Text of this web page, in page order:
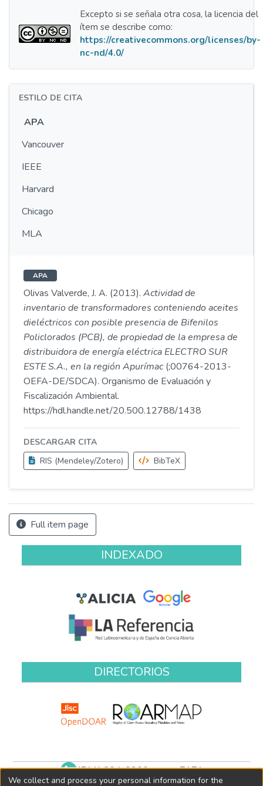
Excepto si se señala otra cosa, la licencia del
ítem se describe como:
https://creativecommons.org/licenses/by-
nc-nd/4.0/
ESTILO DE CITA
APA
Vancouver
IEEE
Harvard
Chicago
MLA
APA
Olivas Valverde, J. A. (2013). Actividad de
inventario de transformadores conteniendo aceites
dieléctricos con posible presencia de Bifenilos
Policlorados (PCB), de propiedad de la empresa de
distribuidora de energía eléctrica ELECTRO SUR
ESTE S.A., en la región Apurímac(;00764-2013-
OEFA-DE/SDCA). Organismo de Evaluación y
Fiscalización Ambiental.
https://hdl.handle.net/20.500.12788/1438
DESCARGAR CITA
RIS (Mendeley/Zotero)
BibTeX
Full item page
INDEXADO
DIRECTORIOS
(511) 204-9900 anexo 7171
We collect and process your personal information for the